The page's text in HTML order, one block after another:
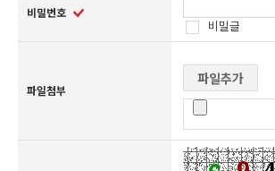
비밀번호
비밀글
파일첨부
파일추가